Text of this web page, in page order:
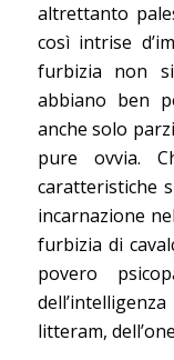
altrettanto
così intrise
furbizia non
abbiano ben
anche solo
pure ovvia.
caratteristiche
incarnazione
furbizia di
povero
litteram,